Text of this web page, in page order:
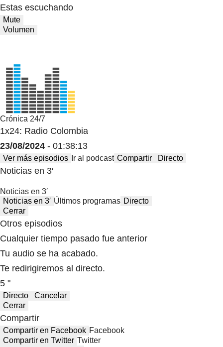
Estas escuchando
Mute
Volumen
Crónica 24/7
1x24: Radio Colombia
23/08/2024 - 01:38:13
Ver más episodios Ir al podcast Compartir Directo
Noticias en 3′
Noticias en 3′
Noticias en 3′ Últimos programas Directo
Cerrar
Otros episodios
Cualquier tiempo pasado fue anterior
Tu audio se ha acabado.
Te redirigiremos al directo.
5 "
Directo
Cancelar
Cerrar
Compartir
Compartir en Facebook Facebook
Compartir en Twitter Twitter